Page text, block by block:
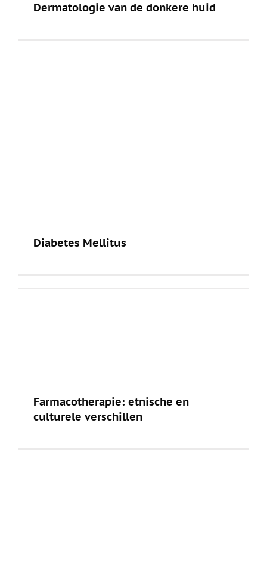
Dermatologie van de donkere huid
Diabetes Mellitus
Farmacotherapie: etnische en
culturele verschillen